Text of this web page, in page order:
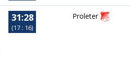
31:28
(17 : 16)
Proleter